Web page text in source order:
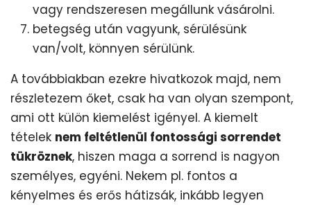
vagy rendszeresen megállunk vásárolni.
betegség után vagyunk, sérülésünk
van/volt, könnyen sérülünk.
A továbbiakban ezekre hivatkozok majd, nem
részletezem őket, csak ha van olyan szempont,
ami ott külön kiemelést igényel. A kiemelt
tételek nem feltétlenül fontossági sorrendet
tükröznek, hiszen maga a sorrend is nagyon
személyes, egyéni. Nekem pl. fontos a
kényelmes és erős hátizsák, inkább legyen